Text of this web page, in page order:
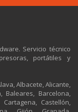
Servicio técnico
portátiles y
Albacete, Alicante,
Baleares, Barcelona,
Castellón,